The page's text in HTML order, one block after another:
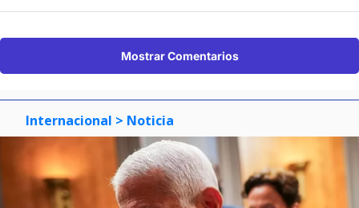
Mostrar Comentarios
Internacional > Noticia